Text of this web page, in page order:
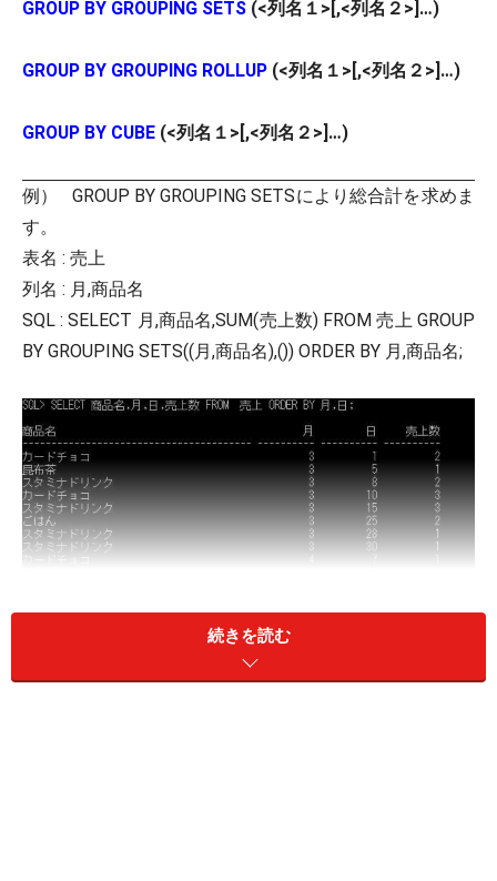
GROUP BY GROUPING SETS (<列名１>[,<列名２>]…)
GROUP BY GROUPING ROLLUP (<列名１>[,<列名２>]…)
GROUP BY CUBE (<列名１>[,<列名２>]…)
例） GROUP BY GROUPING SETSにより総合計を求めま
す。
表名 : 売上
列名 : 月,商品名
SQL : SELECT 月,商品名,SUM(売上数) FROM 売上 GROUP
BY GROUPING SETS((月,商品名),()) ORDER BY 月,商品名;
続きを読む